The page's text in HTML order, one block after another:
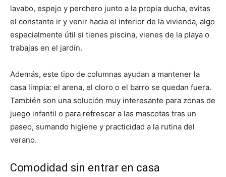
lavabo, espejo y perchero junto a la propia ducha, evitas
el constante ir y venir hacia el interior de la vivienda, algo
especialmente útil si tienes piscina, vienes de la playa o
trabajas en el jardín.
Además, este tipo de columnas ayudan a mantener la
casa limpia: el arena, el cloro o el barro se quedan fuera.
También son una solución muy interesante para zonas de
juego infantil o para refrescar a las mascotas tras un
paseo, sumando higiene y practicidad a la rutina del
verano.
Comodidad sin entrar en casa